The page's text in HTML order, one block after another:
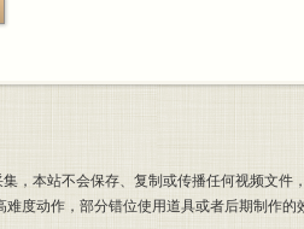
，本站不会保存、复制或传播任何视频文件
度动作，部分错位使用道具或者后期制作